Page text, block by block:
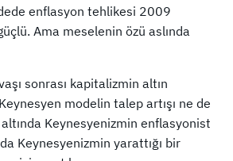
enflasyon tehlikesi 2009
Ama meselenin özü aslında
sonrası kapitalizmin altın
modelin talep artışı ne de
Keynesyenizmin enflasyonist
Keynesyenizmin yarattığı bir